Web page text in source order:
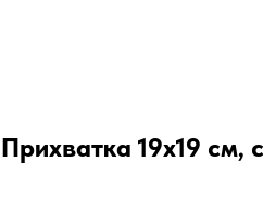
19x19 см,